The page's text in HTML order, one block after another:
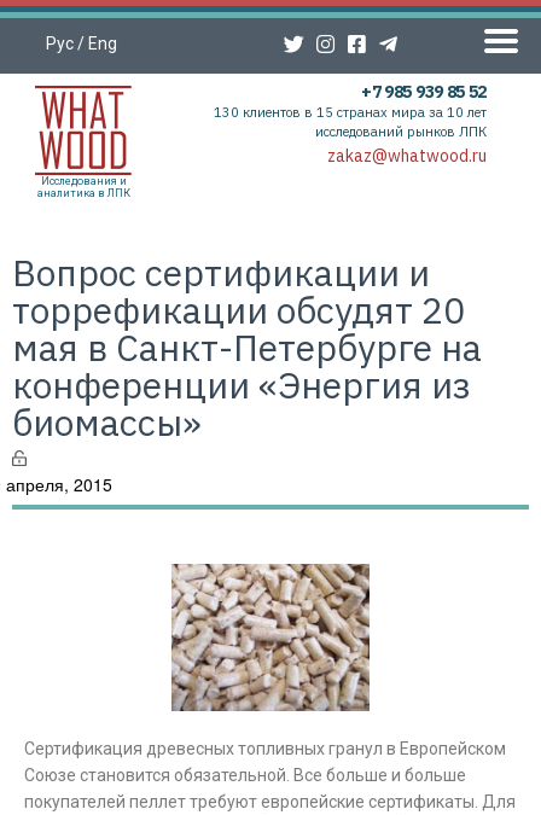
Рус/ Eng
Исследования и
аналитика в ЛПК
+7 985 939 85 52
130 клиентов в 15 странах мира за 10 лет
исследований рынков ЛПК
zakaz@whatwood.ru
Вопрос сертификации и
торрефикации обсудят 20
мая в Санкт-Петербурге на
конференции «Энергия из
биомассы»
апреля, 2015
Сертификация древесных топливных гранул в Европейском
Союзе становится обязательной. Все больше и больше
покупателей пеллет требуют европейские сертификаты. Для